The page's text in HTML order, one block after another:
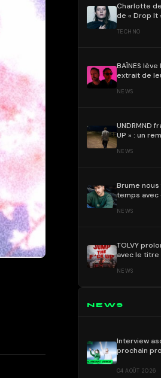
Charlotte
de « Drop It
TECHNO
BAÏNES lève
extrait de
NEWS
UNDRMND
UP » : un
NEWS
Brume
temps avec
NEWS
TOLVY
avec le titre
NEWS
NEWS
Interview
prochain
04 AOÛT 2026